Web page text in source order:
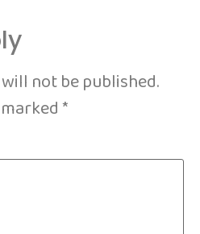
not be published.
*